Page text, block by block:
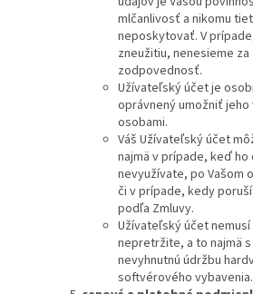
mlčanlivosť a nikomu
neposkytovať. V
zneužitiu, nenesieme za
zodpovednosť.
Užívateľský účet je
oprávnený umožniť
osobami.
Váš Užívateľský účet
najmä v prípade, keď ho
nevyužívate, po Vašom
či v prípade, kedy
podľa Zmluvy.
Užívateľský účet
nepretržite, a to najmä
nevyhnutnú údržbu
softvérového vybavenia.